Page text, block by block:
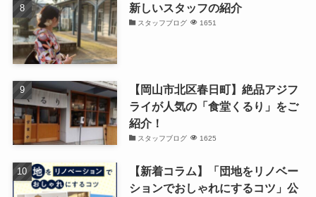
新しいスタッフの紹介
スタッフブログ 1651
【岡山市北区春日町】絶品アジフ
ライが人気の「食堂くるり」をご
紹介！
スタッフブログ 1625
【新着コラム】「団地をリノベー
ションでおしゃれにするコツ」公